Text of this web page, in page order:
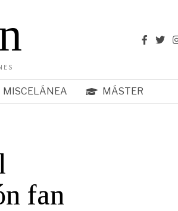
MISCELÁNEA MÁSTER
fan